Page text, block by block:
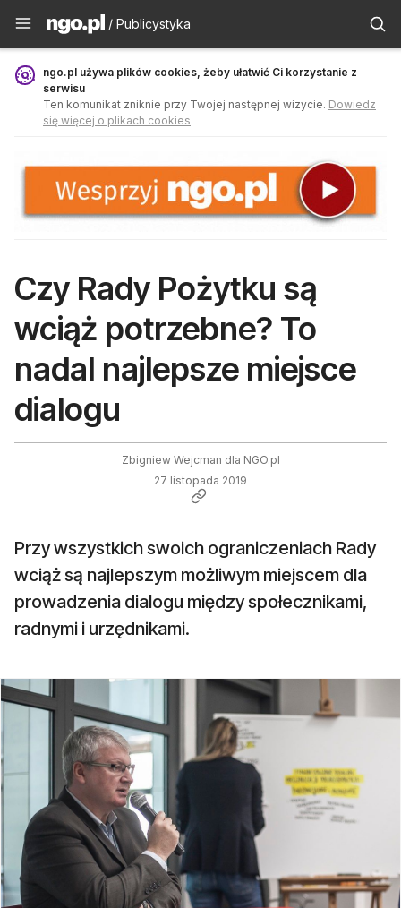
Publicystyka - ngo.pl
/ Publicystyka
ngo.pl używa plików cookies, żeby ułatwić Ci korzystanie z
serwisu
Ten komunikat zniknie przy Twojej następnej wizycie. Dowiedz
się więcej o plikach cookies
Czy Rady Pożytku są
wciąż potrzebne? To
nadal najlepsze miejsce
dialogu
Zbigniew Wejcman dla NGO.pl
27 listopada 2019
Przy wszystkich swoich ograniczeniach Rady
wciąż są najlepszym możliwym miejscem dla
prowadzenia dialogu między społecznikami,
radnymi i urzędnikami.